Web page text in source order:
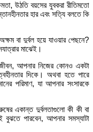
উঠতি বয়সের যুবকরা রীতিমতো
হার এবং সত্যি বলতে কি
বা দুর্বল হয়ে যাওয়ার পেছনে?
মাঝেই।
জীবন, আপনার নিজের কোনও একটা
দিকে। অথবা হতে পারে
পরিমাণ, যা আপনার সংসারকে
একান্ত দুর্বলতাগুলো কী কী বা
পারবেন, আপনার সমস্যাটা